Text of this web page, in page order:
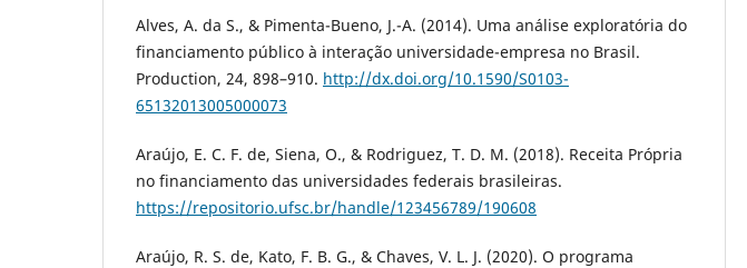
Alves, A. da S., & Pimenta-Bueno, J.-A. (2014). Uma análise exploratória do
financiamento público à interação universidade-empresa no Brasil.
Production, 24, 898–910. http://dx.doi.org/10.1590/S0103-
65132013005000073
Araújo, E. C. F. de, Siena, O., & Rodriguez, T. D. M. (2018). Receita Própria
no financiamento das universidades federais brasileiras.
https://repositorio.ufsc.br/handle/123456789/190608
Araújo, R. S. de, Kato, F. B. G., & Chaves, V. L. J. (2020). O programa